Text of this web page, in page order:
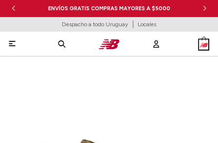
ENVÍOS GRATIS COMPRAS MAYORES A $5000
Despacho a todo Uruguay Locales
